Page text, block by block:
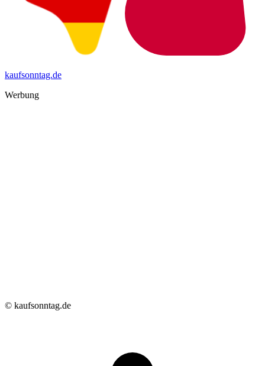
kaufsonntag.de
Werbung
© kaufsonntag.de